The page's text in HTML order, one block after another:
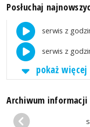
Posłuchaj
serwis z
serwis z
pokaż więcej
Archiwum informacji